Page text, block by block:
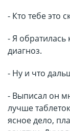
- Кто тебе это
- Я обратилась
диагноз.
- Ну и что
- Выписал он
лучше
ясное дело,